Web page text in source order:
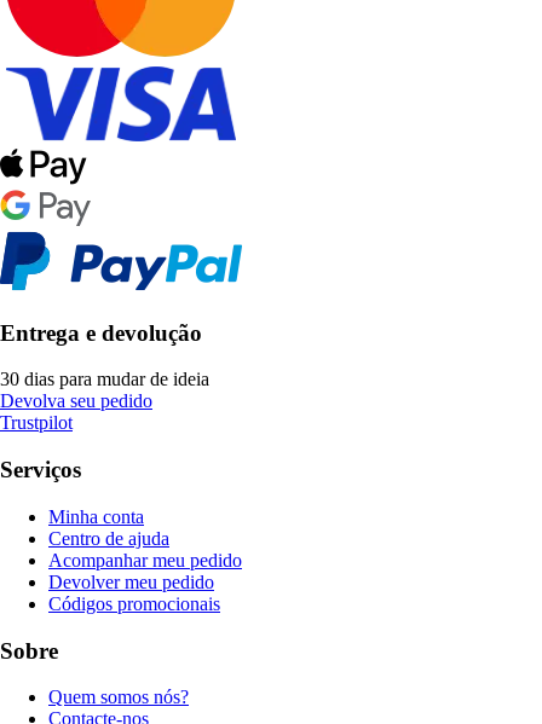
Entrega e devolução
30 dias para mudar de ideia
Devolva seu pedido
Trustpilot
Serviços
Minha conta
Centro de ajuda
Acompanhar meu pedido
Devolver meu pedido
Códigos promocionais
Sobre
Quem somos nós?
Contacte-nos